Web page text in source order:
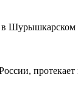
Шурышкарском
протекает